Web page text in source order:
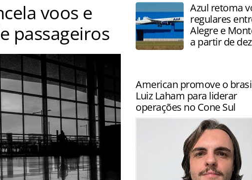
voos e
passageiros
serviços de solo de diversas
Azul retoma
regulares
Alegre e
a partir de
American promove o
Luiz Laham para liderar
operações no Cone Sul